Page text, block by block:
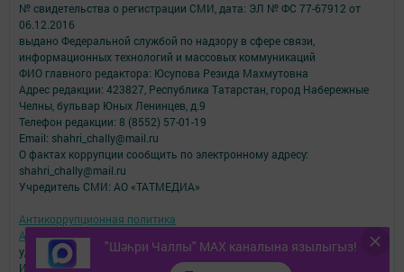
"Шәһри Чаллы" MAX каналына язылыгыз!
№ свидетельства о регистрации СМИ, дата: ЭЛ № ФС 77-67912 от
06.12.2016
выдано Федеральной службой по надзору в сфере связи,
информационных технологий и массовых коммуникаций
ФИО главного редактора: Юсупова Резида Махмутовна
Адрес редакции: 423827, Республика Татарстан, город Набережные
Челны, бульвар Юных Ленинцев, д.9
Телефон редакции: 8 (8552) 57-01-19
Email: shahri_chally@mail.ru
О фактах коррупции сообщить по электронному адресу:
shahri_chally@mail.ru
Учредитель СМИ: АО «ТАТМЕДИА»
Антикоррупционная политика
АО «ТАТМЕДИА» использует «cookie»
для персонализации сервисов и
удобства пользователей сайтом.
Использование «cookie» можно отменить в настройках браузера.